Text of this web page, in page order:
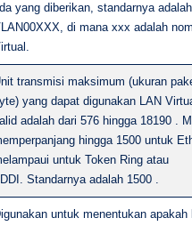
yang diberikan, standarnya adalah
di mana xxx adalah
transmisi maksimum (ukuran
yang dapat digunakan LAN
adalah dari 576 hingga 18190 .
hingga 1500 untuk
untuk Token Ring atau
Standarnya adalah 1500 .
untuk menentukan apakah